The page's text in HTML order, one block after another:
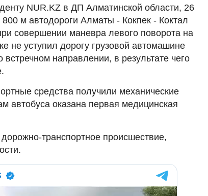
NUR.KZ в ДП Алматинской области, 26
м автодороги Алматы - Кокпек - Коктал
совершении маневра левого поворота на
не уступил дорогу грузовой автомашине
направлении, в результате чего
средства получили механические
автобуса оказана первая медицинская
транспортное происшествие,